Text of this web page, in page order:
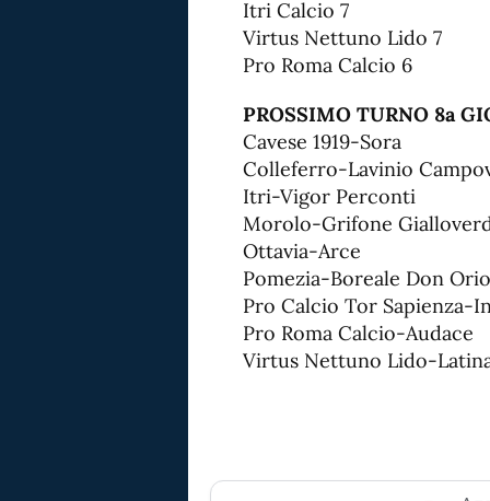
Itri Calcio 7
Virtus Nettuno Lido 7
Pro Roma Calcio 6
PROSSIMO TURNO 8a
Cavese 1919-Sora
Colleferro-Lavinio
Itri-Vigor Perconti
Morolo-Grifone
Ottavia-Arce
Pomezia-Boreale Don
Pro Calcio Tor Sapienza-
Pro Roma Calcio-Audace
Virtus Nettuno Lido-